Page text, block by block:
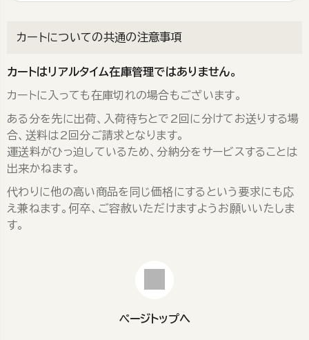
カートについての共通の注意事項
カートはリアルタイム在庫管理ではありません。
カートに入っても在庫切れの場合もございます。
ある分を先に出荷、入荷待ちとで2回に分けてお送りする場
合、送料は2回分ご請求となります。
運送料がひっ迫しているため、分納分をサービスすることは
出来かねます。
代わりに他の高い商品を同じ価格にするという要求にも応
え兼ねます。何卒、ご容赦いただけますようお願いいたしま
す。
ページトップへ